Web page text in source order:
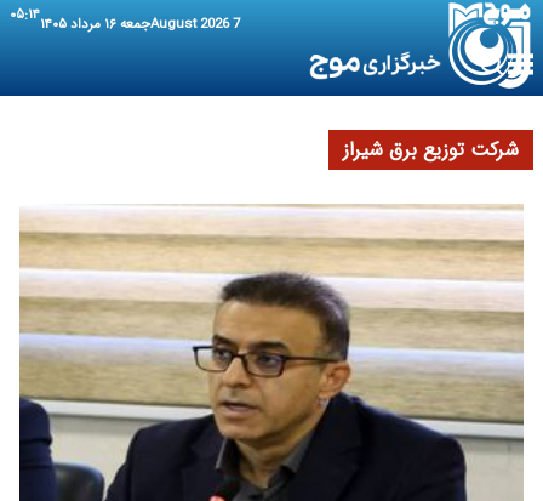
7 August 2026 جمعه ۱۶ مرداد ۱۴۰۵ ۰۵:۱۴
شرکت توزیع برق شیراز